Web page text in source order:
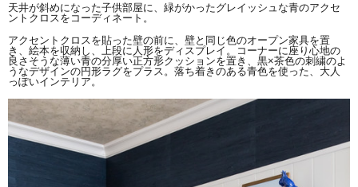
天井が斜めになった子供部屋に、緑がかったグレイッシュな青のアクセ
ントクロスをコーディネート。
アクセントクロスを貼った壁の前に、壁と同じ色のオープン家具を置
き、絵本を収納し、上段に人形をディスプレイ。コーナーに座り心地の
良さそうな薄い青の分厚い正方形クッションを置き、黒×茶色の刺繍のよ
うなデザインの円形ラグをプラス。落ち着きのある青色を使った、大人
っぽいインテリア。